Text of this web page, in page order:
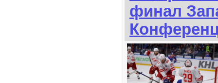
финал